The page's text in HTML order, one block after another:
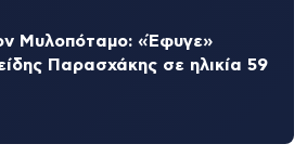
Μυλοπόταμο: «Έφυγε»
Παρασχάκης σε ηλικία 59